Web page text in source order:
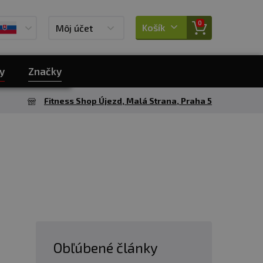
Môj účet Košík 0
Značky
Fitness Shop Újezd, Malá Strana, Praha 5
Obľúbené články